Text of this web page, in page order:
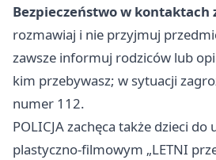
Bezpieczeństwo w kontaktach
rozmawiaj i nie przyjmuj
zawsze informuj rodziców lub
kim przebywasz; w sytuacji
numer 112.
POLICJA zachęca także dzieci do
plastyczno-filmowym „LETNI